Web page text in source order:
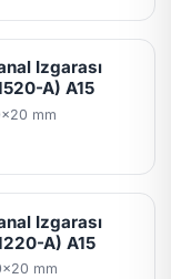
Izgarası
A) A15
mm
Izgarası
A) A15
mm